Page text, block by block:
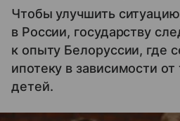
Чтобы улучшить
в России, государству
к опыту Белоруссии, где
ипотеку в зависимости от
детей.